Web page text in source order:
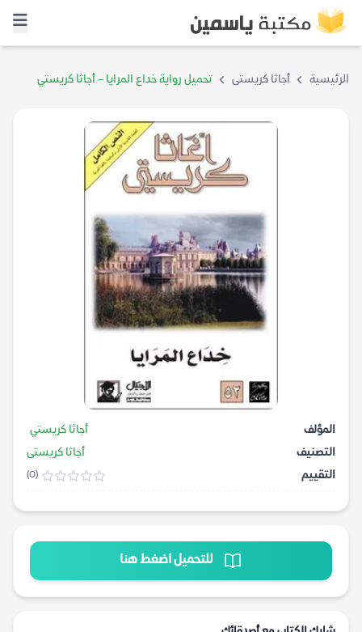
الرئيسية أجاثا كريستى تحميل رواية خداع المرايا – أجاثا كريستي
المؤلف
أجاثا كريستي
التصنيف
أجاثا كريستى
التقييم
(0)
للتحميل اضغط هنا